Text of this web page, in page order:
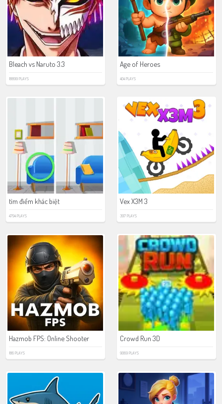
Bleach vs Naruto 3.3
18899 PLAYS
Age of Heroes
404 PLAYS
tìm điểm khác biệt
4794 PLAYS
Vex X3M 3
397 PLAYS
Hazmob FPS: Online Shooter
186 PLAYS
Crowd Run 3D
9069 PLAYS